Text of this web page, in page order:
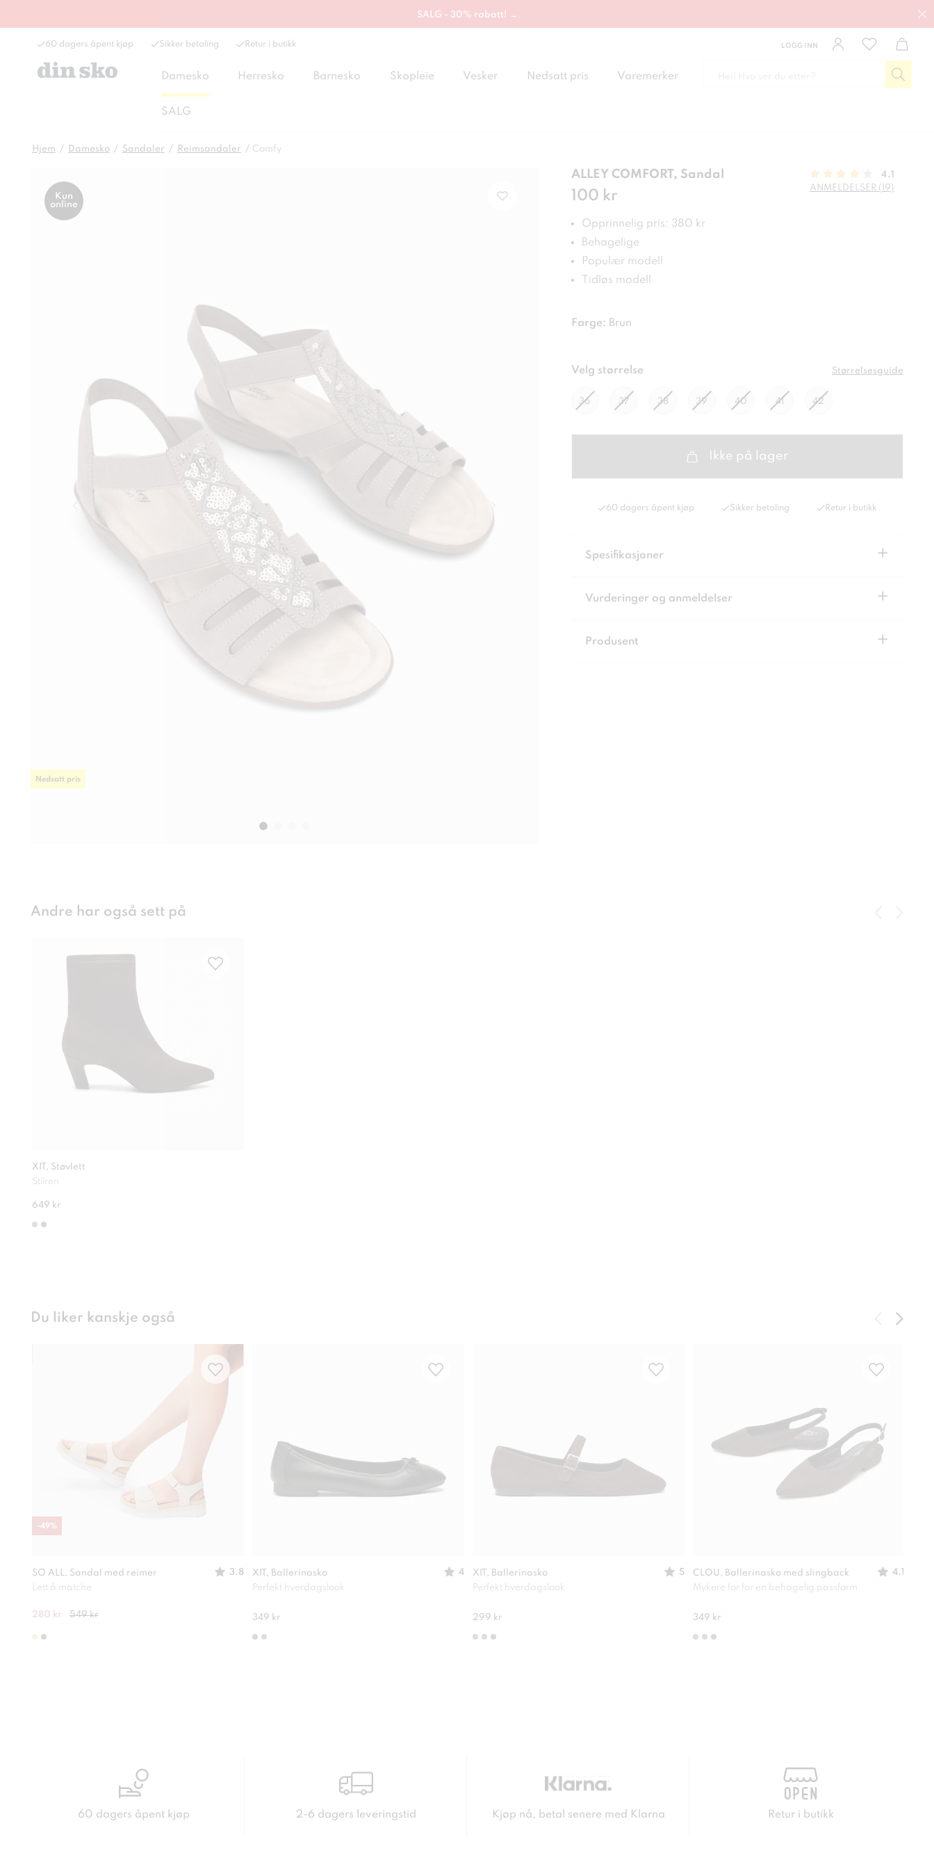
SALG - 30% rabatt! →
60 dagers åpent kjøp Sikker betaling Retur i butikk LOGG INN
Damesko Herresko Barnesko Skopleie Vesker Nedsatt pris Varemerker
SALG
Hjem Damesko Sandaler Reimsandaler Comfy
Kun
online
Nedsatt pris
ALLEY COMFORT, Sandal
Pris: 100 kr
100 kr
4.1
ANMELDELSER (19)
Opprinnelig pris: 380 kr
Behagelige
Populær modell
Tidløs modell
Farge: Brun
Velg størrelse Størrelsesguide
36 37 38 39 40 41 42
Ikke på lager
60 dagers åpent kjøp Sikker betaling Retur i butikk
Spesifikasjoner +
Vurderinger og anmeldelser +
Produsent +
Andre har også sett på
XIT, Støvlett
Stilren
649 kr
Du liker kanskje også
SO ALL, Sandal med reimer
3.8
Lett å matche
280 kr 549 kr
-49%
XIT, Ballerinasko
4
Perfekt hverdagslook
349 kr
XIT, Ballerinasko
5
Perfekt hverdagslook
299 kr
CLOU, Ballerinasko med slingback
4.1
Mykere for for en behagelig passform
349 kr
60 dagers åpent kjøp 2-6 dagers leveringstid Kjøp nå, betal senere med Klarna Retur i butikk